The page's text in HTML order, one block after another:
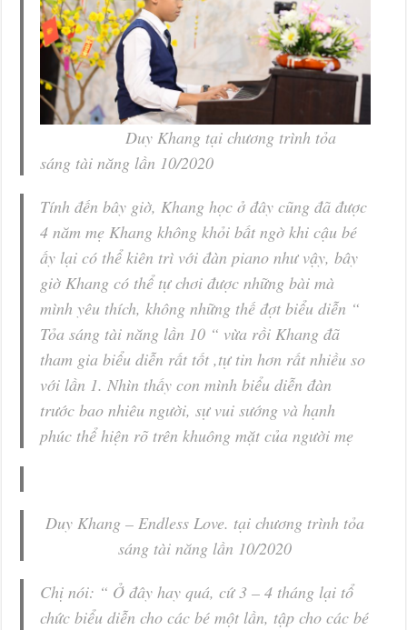
Duy Khang tại chương trình tỏa
sáng tài năng lần 10/2020
Tính đến bây giờ, Khang học ở đây cũng đã được
4 năm mẹ Khang không khỏi bất ngờ khi cậu bé
ấy lại có thể kiên trì với đàn piano như vậy, bây
giờ Khang có thể tự chơi được những bài mà
mình yêu thích, không những thế đợt biểu diễn “
Tỏa sáng tài năng lần 10 “ vừa rồi Khang đã
tham gia biểu diễn rất tốt ,tự tin hơn rất nhiều so
với lần 1. Nhìn thấy con mình biểu diễn đàn
trước bao nhiêu người, sự vui sướng và hạnh
phúc thể hiện rõ trên khuông mặt của người mẹ
Duy Khang – Endless Love. tại chương trình tỏa
sáng tài năng lần 10/2020
Chị nói: “ Ở đây hay quá, cứ 3 – 4 tháng lại tổ
chức biểu diễn cho các bé một lần, tập cho các bé